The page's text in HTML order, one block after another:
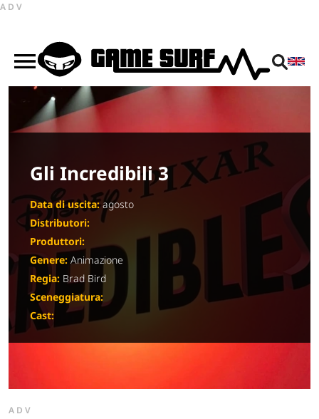
ADV
Gli Incredibili 3
Data di uscita:agosto
Distributori:
Produttori:
Genere: Animazione
Regia: Brad Bird
Sceneggiatura:
Cast:
ADV